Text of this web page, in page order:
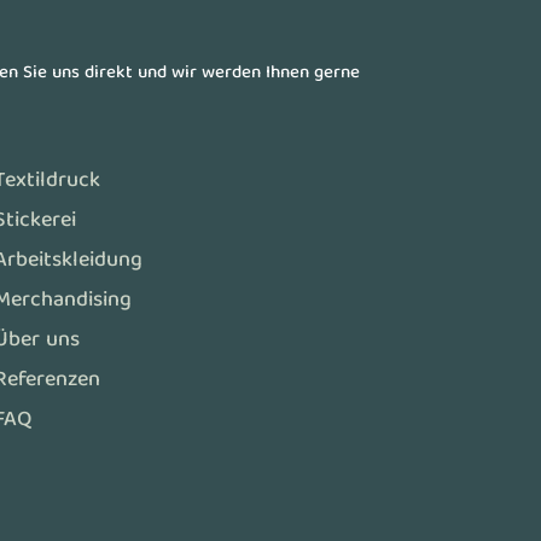
Sie uns direkt und wir werden Ihnen gerne
uns